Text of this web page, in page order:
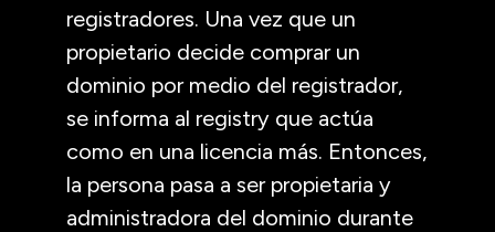
registradores. Una vez que un
propietario decide comprar un
dominio por medio del registrador,
se informa al registry que actúa
como en una licencia más. Entonces,
la persona pasa a ser propietaria y
administradora del dominio durante